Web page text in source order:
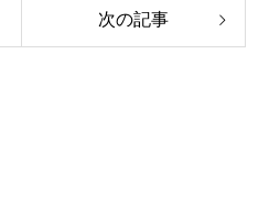
次の記事